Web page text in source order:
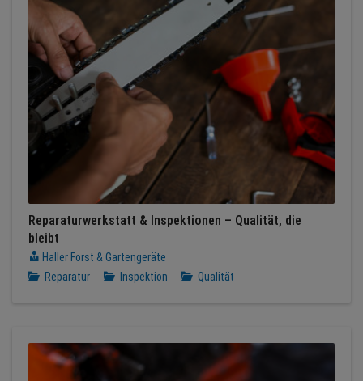
Reparaturwerkstatt & Inspektionen – Qualität, die
bleibt
Haller Forst & Gartengeräte
Reparatur
Inspektion Qualität